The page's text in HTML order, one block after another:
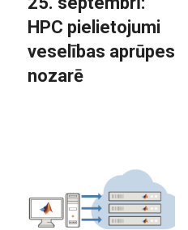
HPC pielietojumi
veselības aprūpes
nozarē